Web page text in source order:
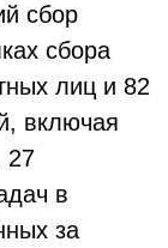
сбор
сбора
лиц и 82
включая
27
в
за